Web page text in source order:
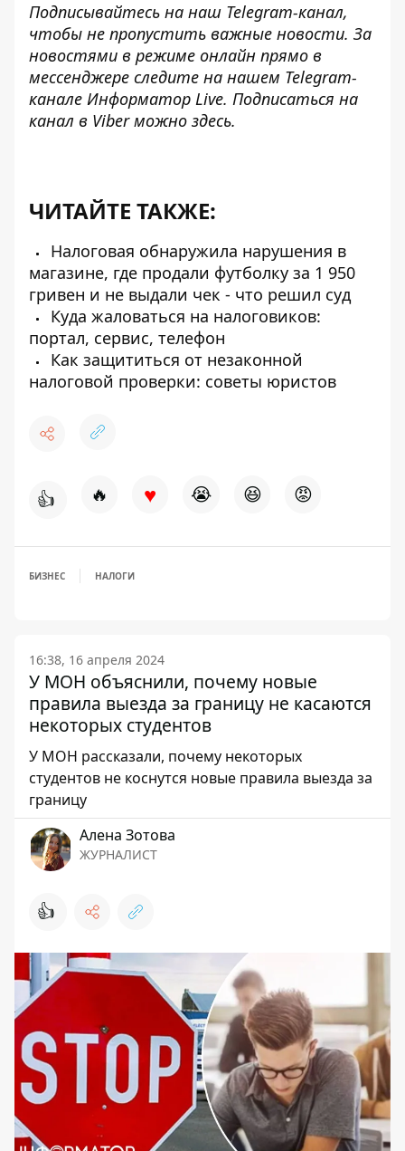
Подписывайтесь на наш Telegram-канал,
чтобы не пропустить важные новости. За
новостями в режиме онлайн прямо в
мессенджере следите на нашем Telegram-
канале Информатор Live. Подписаться на
канал в Viber можно здесь.
ЧИТАЙТЕ ТАКЖЕ:
Налоговая обнаружила нарушения в
магазине, где продали футболку за 1 950
гривен и не выдали чек - что решил суд
Куда жаловаться на налоговиков:
портал, сервис, телефон
Как защититься от незаконной
налоговой проверки: советы юристов
👍 🔥 ♥ 😭 😆 😡
БИЗНЕС НАЛОГИ
16:38, 16 апреля 2024
У МОН объяснили, почему новые
правила выезда за границу не касаются
некоторых студентов
У МОН рассказали, почему некоторых
студентов не коснутся новые правила выезда за
границу
Алена Зотова
ЖУРНАЛИСТ
👍